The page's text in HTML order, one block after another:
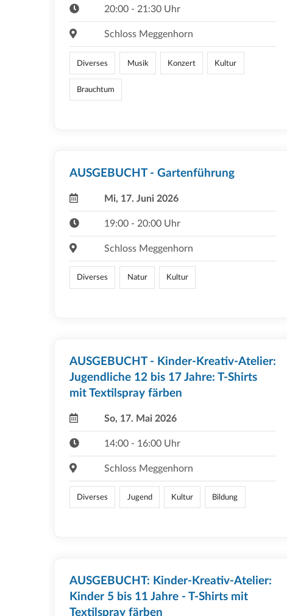
20:00 - 21:30 Uhr
Schloss Meggenhorn
Diverses Musik Konzert Kultur
Brauchtum
AUSGEBUCHT - Gartenführung
Mi, 17. Juni 2026
19:00 - 20:00 Uhr
Schloss Meggenhorn
Diverses Natur Kultur
AUSGEBUCHT - Kinder-Kreativ-Atelier:
Jugendliche 12 bis 17 Jahre: T-Shirts
mit Textilspray färben
So, 17. Mai 2026
14:00 - 16:00 Uhr
Schloss Meggenhorn
Diverses Jugend Kultur Bildung
AUSGEBUCHT: Kinder-Kreativ-Atelier:
Kinder 5 bis 11 Jahre - T-Shirts mit
Textilspray färben